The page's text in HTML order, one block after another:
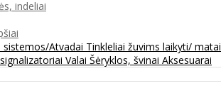
indeliai
sistemos/Atvadai Tinkleliai žuvims laikyti/ matai
Valai Šėryklos, švinai Aksesuarai